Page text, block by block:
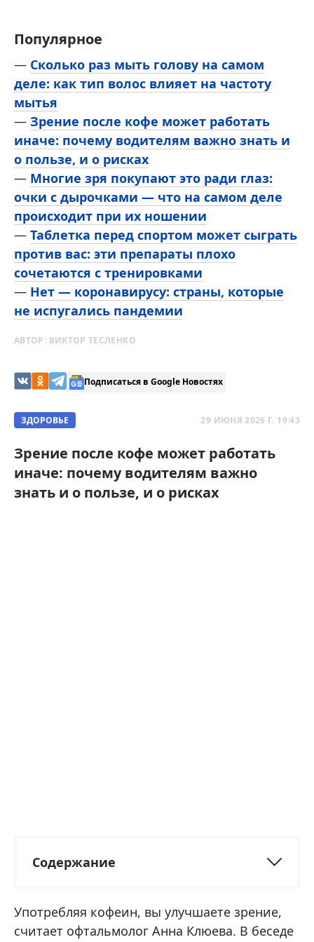
Популярное
— Сколько раз мыть голову на самом
деле: как тип волос влияет на частоту
мытья
— Зрение после кофе может работать
иначе: почему водителям важно знать и
о пользе, и о рисках
— Многие зря покупают это ради глаз:
очки с дырочками — что на самом деле
происходит при их ношении
— Таблетка перед спортом может сыграть
против вас: эти препараты плохо
сочетаются с тренировками
— Нет — коронавирусу: страны, которые
не испугались пандемии
АВТОР: ВИКТОР ТЕСЛЕНКО
Подписаться в Google Новостях
ЗДОРОВЬЕ 29 ИЮНЯ 2026 Г. 19:43
Зрение после кофе может работать
иначе: почему водителям важно
знать и о пользе, и о рисках
Содержание
Употребляя кофеин, вы улучшаете зрение,
считает офтальмолог Анна Клюева. В беседе